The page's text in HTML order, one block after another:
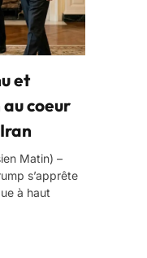
et
coeur
Matin) –
s’apprête
à haut